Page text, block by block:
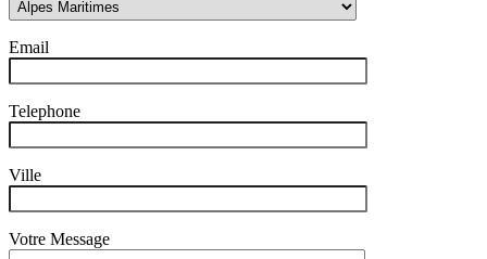
Email
Telephone
Ville
Votre Message